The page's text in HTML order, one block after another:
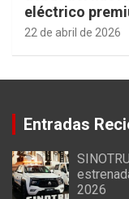
eléctrico
22 de abril de 2026
Entradas
2026